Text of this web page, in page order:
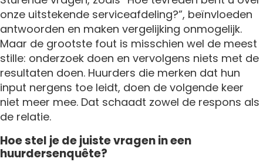
onze uitstekende serviceafdeling?”, beïnvloeden
antwoorden en maken vergelijking onmogelijk.
Maar de grootste fout is misschien wel de meest
stille: onderzoek doen en vervolgens niets met de
resultaten doen. Huurders die merken dat hun
input nergens toe leidt, doen de volgende keer
niet meer mee. Dat schaadt zowel de respons als
de relatie.
Hoe stel je de juiste vragen in een
huurdersenquête?